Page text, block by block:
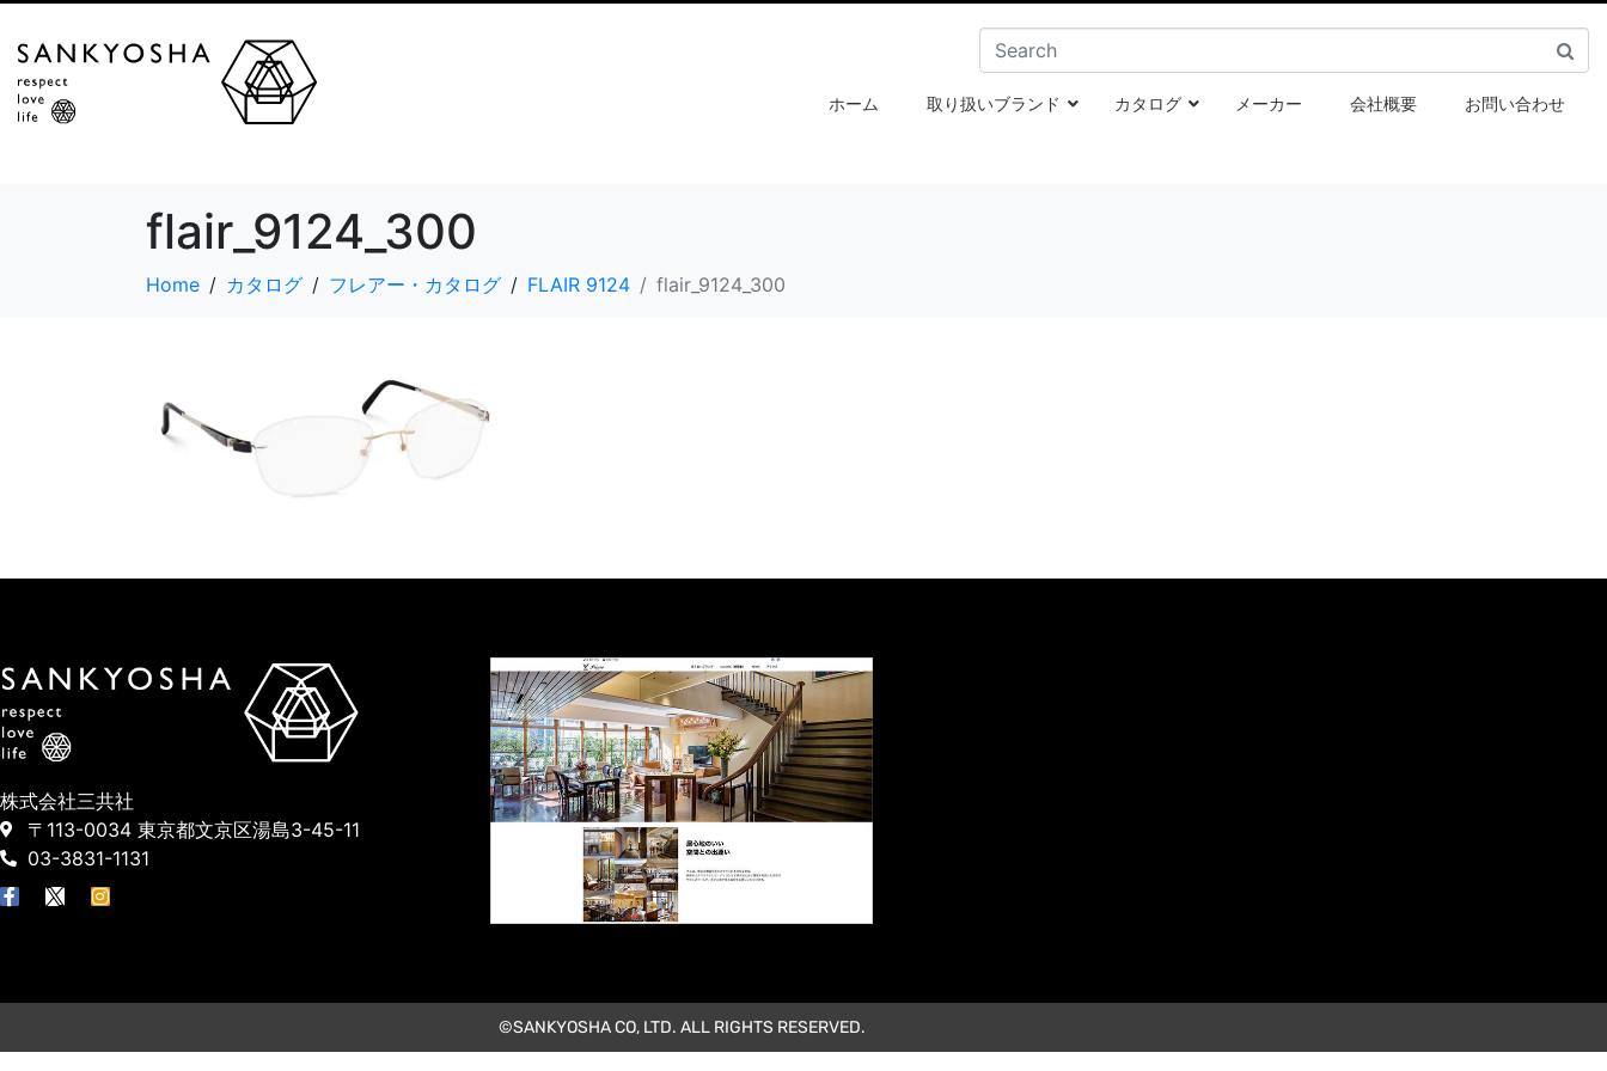
ホーム 取り扱いブランド カタログ メーカー 会社概要 お問い合わせ
flair_9124_300
Home カタログ フレアー・カタログ FLAIR 9124 flair_9124_300
株式会社三共社
〒113-0034 東京都文京区湯島3-45-11
03-3831-1131
©SANKYOSHA CO, LTD. ALL RIGHTS RESERVED.